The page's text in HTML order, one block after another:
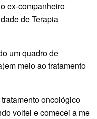
ex-companheiro
de Terapia
um quadro de
meio ao tratamento
oncológico
voltei e comecei a me